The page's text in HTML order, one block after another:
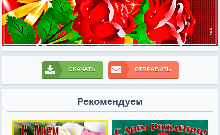
СКАЧАТЬ ОТПРАВИТЬ
Рекомендуем